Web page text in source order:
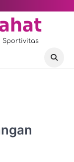
Sportivitas